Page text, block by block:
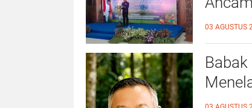
03 AGUSTUS
39/